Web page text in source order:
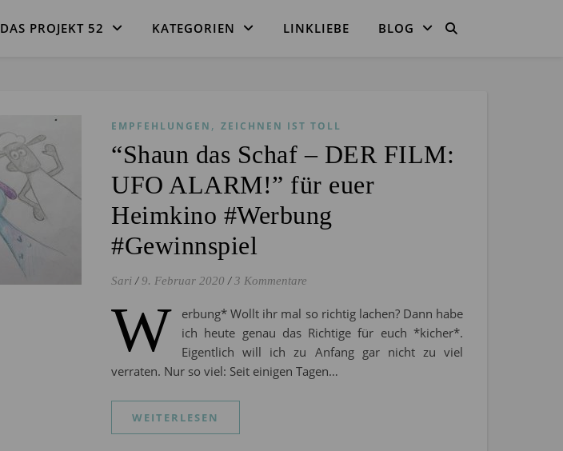
DAS PROJEKT 52 KATEGORIEN LINKLIEBE BLOG
EMPFEHLUNGEN , ZEICHNEN IST TOLL
“Shaun das Schaf – DER FILM:
UFO ALARM!” für euer
Heimkino #Werbung
#Gewinnspiel
Sari / 9. Februar 2020 / 3 Kommentare
W
erbung* Wollt ihr mal so richtig lachen? Dann habe
ich heute genau das Richtige für euch *kicher*.
Eigentlich will ich zu Anfang gar nicht zu viel
verraten. Nur so viel: Seit einigen Tagen…
WEITERLESEN